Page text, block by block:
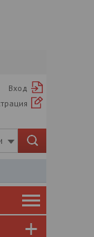
Вход